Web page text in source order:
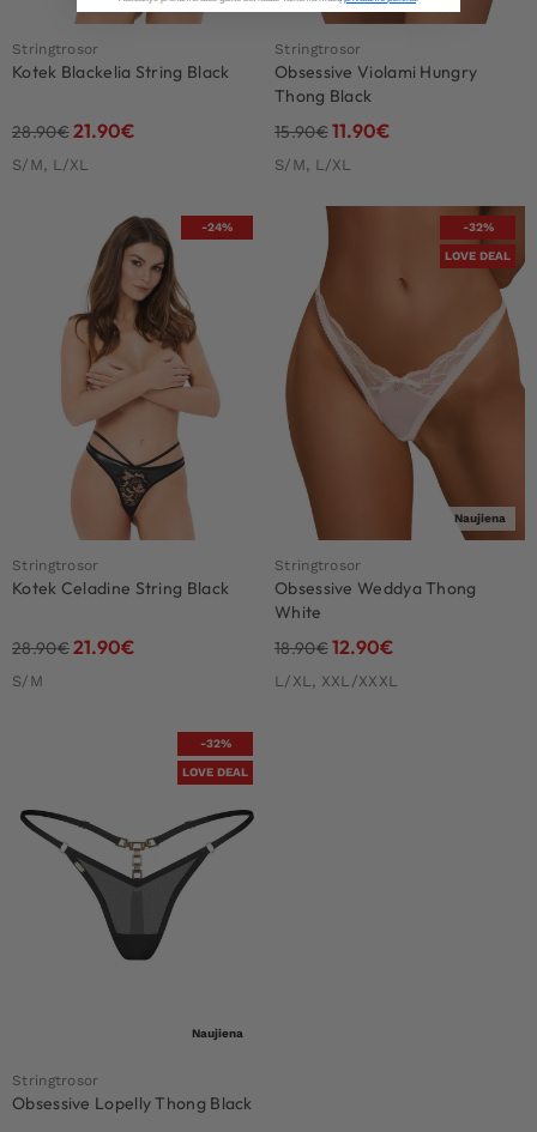
Stringtrosor
Kotek Blackelia String Black
28.90€21.90€
S/M, L/XL
Stringtrosor
Obsessive Violami Hungry
Thong Black
15.90€11.90€
S/M, L/XL
-24%
Stringtrosor
Kotek Celadine String Black
28.90€21.90€
S/M
-32%
LOVE DEAL
Naujiena
Stringtrosor
Obsessive Weddya Thong
White
18.90€12.90€
L/XL, XXL/XXXL
-32%
LOVE DEAL
Naujiena
Stringtrosor
Obsessive Lopelly Thong Black